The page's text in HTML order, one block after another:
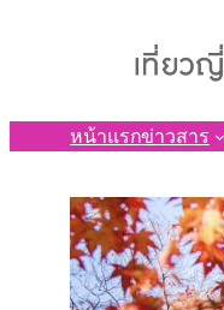
หน้าแรกข่าวสาร